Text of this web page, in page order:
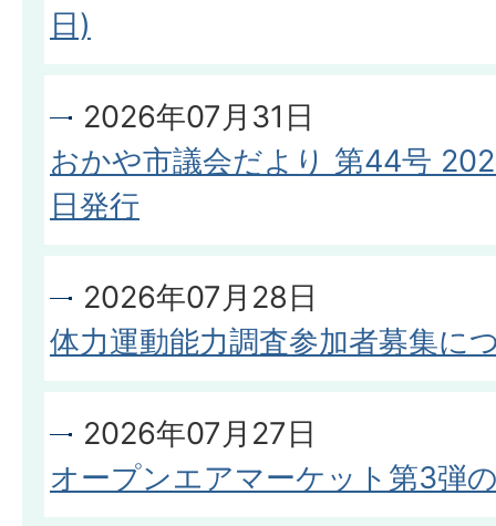
日)
2026年07月31日
おかや市議会だより 第44号
日発行
2026年07月28日
体力運動能力調査参加者募集に
2026年07月27日
オープンエアマーケット第3弾